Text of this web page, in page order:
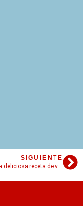
SIGUIENTE
Descubrí la deliciosa receta de vichyssoise: crema fría de puerros